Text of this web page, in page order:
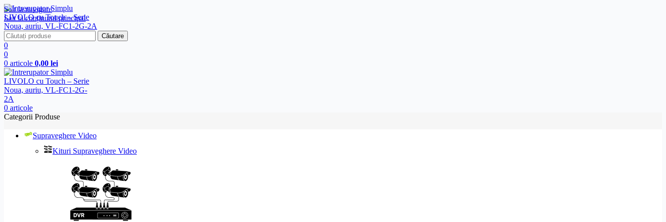
Salt la navigare
Salt la conținutul principal
Căutare
0
0
0 articole 0,00 lei
0 articole
Categorii Produse
Supraveghere Video
Kituri Supraveghere Video